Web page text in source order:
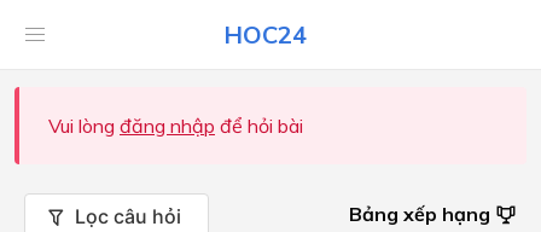
HOC24
Vui lòng đăng nhập để hỏi bài
Lọc câu hỏi Bảng xếp hạng